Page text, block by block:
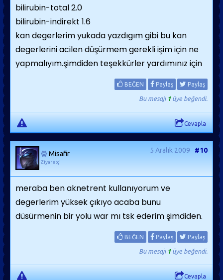
bilirubin-total 2.0
bilirubin-indirekt 1.6
kan degerlerim yukada yazdıgım gibi bu kan
degerlerini acilen düşürmem gerekli işim için ne
yapmalıyım.şimdiden teşekkürler yardımınız için
BEĞEN Paylaş Paylaş
Bu mesajı 1üye beğendi.
Cevapla
Misafir
Ziyaretçi
5 Aralık 2009 #10
meraba ben aknetrent kullanıyorum ve
degerlerim yüksek çıkıyo acaba bunu
düsürmenin bir yolu war mı tsk ederim şimdiden.
BEĞEN Paylaş Paylaş
Bu mesajı 1üye beğendi.
Cevapla